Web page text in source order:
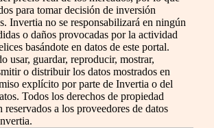
para tomar decisión de inversión
Invertia no se responsabilizará en ningún
o daños provocadas por la actividad
basándote en datos de este portal.
usar, guardar, reproducir, mostrar,
o distribuir los datos mostrados en
explícito por parte de Invertia o del
Todos los derechos de propiedad
reservados a los proveedores de datos